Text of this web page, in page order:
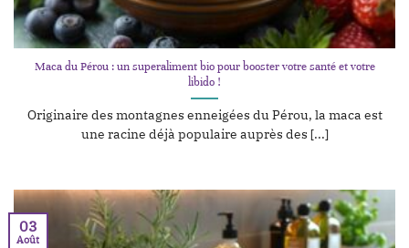
Maca du Pérou : un superaliment bio pour booster votre santé et votre
libido !
Originaire des montagnes enneigées du Pérou, la maca est
une racine déjà populaire auprès des [...]
03
Août